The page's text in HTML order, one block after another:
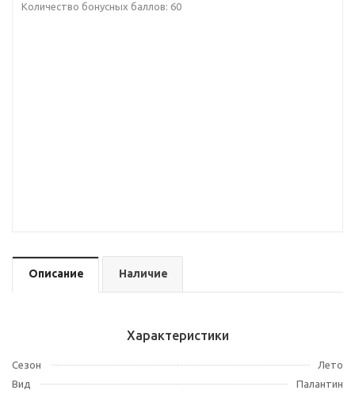
Количество бонусных баллов: 60
Описание Наличие
Характеристики
Сезон
Лето
Вид
Палантин